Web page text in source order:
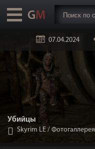
07.04.2024
Убийцы
Skyrim LE/ Фотогаллерея